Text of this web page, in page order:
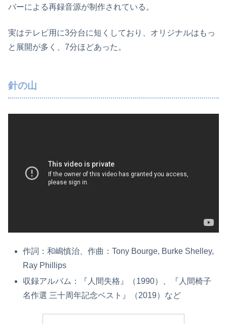
バーによる再録音源が制作されている。
実はテレビ用に3分台に短くしており、オリジナルはもっ
と展開が多く、7分ほどあった。
針の山
作詞：和嶋慎治、作曲：Tony Bourge, Burke Shelley,
Ray Phillips
収録アルバム：『人間失格』（1990）、『人間椅子
名作選 三十周年記念ベスト』（2019）など